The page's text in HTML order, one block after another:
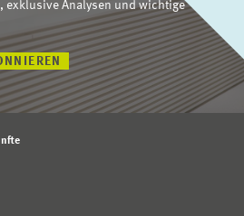
exklusive Analysen und wichtige